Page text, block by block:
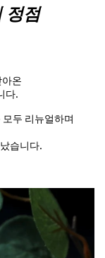
정점
온
다.
두 리뉴얼하며
습니다.